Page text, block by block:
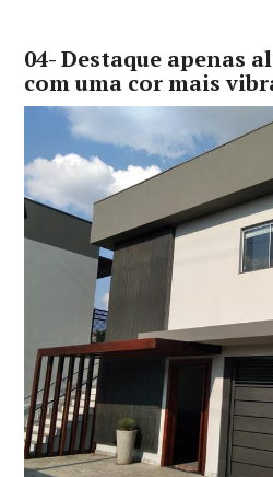
04- Destaque apenas
com uma cor mais